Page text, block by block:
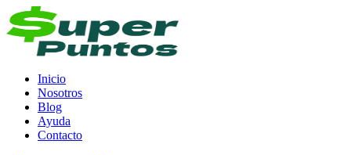
Inicio
Nosotros
Blog
Ayuda
Contacto